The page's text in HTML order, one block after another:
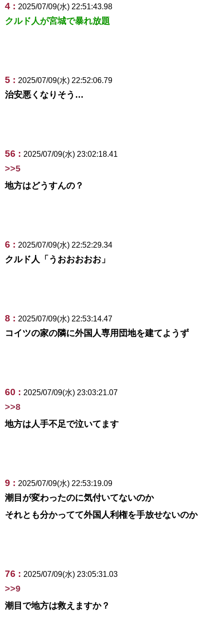
4 : 2025/07/09(水) 22:51:43.98
クルド人が宮城で暴れ放題
5 : 2025/07/09(水) 22:52:06.79
治安悪くなりそう…
56 : 2025/07/09(水) 23:02:18.41
>>5
地方はどうすんの？
6 : 2025/07/09(水) 22:52:29.34
クルド人「うおおおおお」
8 : 2025/07/09(水) 22:53:14.47
コイツの家の隣に外国人専用団地を建てようず
60 : 2025/07/09(水) 23:03:21.07
>>8
地方は人手不足で泣いてます
9 : 2025/07/09(水) 22:53:19.09
潮目が変わったのに気付いてないのか
それとも分かってて外国人利権を手放せないのか
76 : 2025/07/09(水) 23:05:31.03
>>9
潮目で地方は救えますか？